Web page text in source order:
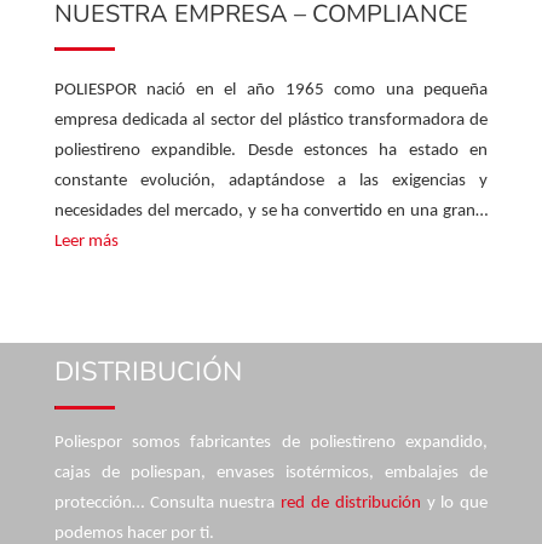
NUESTRA EMPRESA – COMPLIANCE
POLIESPOR nació en el año 1965 como una pequeña
empresa dedicada al sector del plástico transformadora de
poliestireno expandible. Desde estonces ha estado en
constante evolución, adaptándose a las exigencias y
necesidades del mercado, y se ha convertido en una gran…
Leer más
DISTRIBUCIÓN
Poliespor somos fabricantes de poliestireno expandido,
cajas de poliespan, envases isotérmicos, embalajes de
protección… Consulta nuestra red de distribución y lo que
podemos hacer por ti.